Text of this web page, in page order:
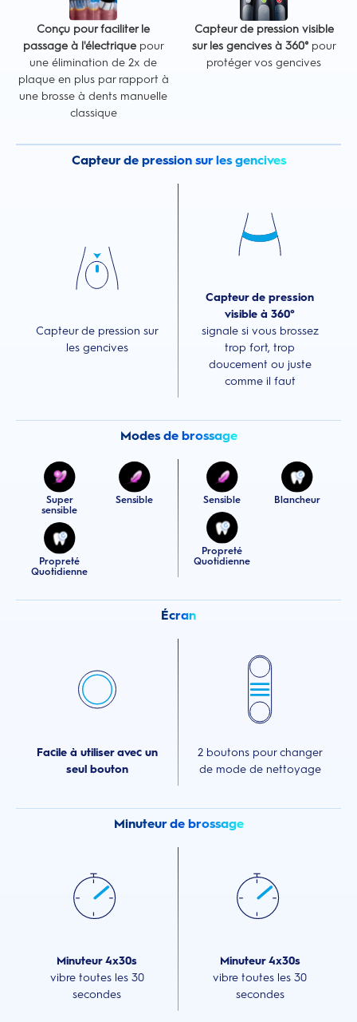
Conçu pour faciliter le
passage à l'électriquepour
une élimination de 2x de
plaque en plus par rapport à
une brosse à dents manuelle
classique
Capteur de pression visible
sur les gencives à 360°pour
protéger vos gencives
Capteur de pression sur les gencives
Capteur de pression sur
les gencives
Capteur de pression
visible à 360°
signale si vous brossez
trop fort, trop
doucement ou juste
comme il faut
Modes de brossage
Super
sensible
Sensible
Propreté
Quotidienne
Sensible Blancheur
Propreté
Quotidienne
Écran
Facile à utiliser avec un
seul bouton
2 boutons pour changer
de mode de nettoyage
Minuteur de brossage
Minuteur 4x30s
vibre toutes les 30
secondes
Minuteur 4x30s
vibre toutes les 30
secondes